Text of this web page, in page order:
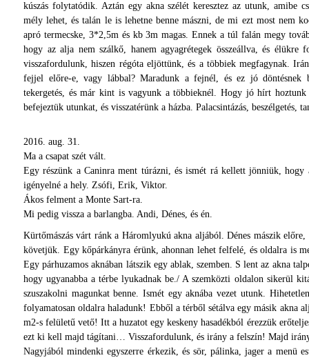
kúszás folytatódik. Aztán egy akna szélét keresztez az utunk, amibe
mély lehet, és talán le is lehetne benne mászni, de mi ezt most nem
apró termecske, 3*2,5m és kb 3m magas. Ennek a túl falán megy
hogy az alja nem szálkő, hanem agyagrétegek összeállva, és
visszafordulunk, hiszen régóta eljöttünk, és a többiek megfagynak.
fejjel előre-e, vagy lábbal? Maradunk a fejnél, és ez jó döntésnek
tekergetés, és már kint is vagyunk a többieknél. Hogy jó hírt
befejeztük utunkat, és visszatérünk a házba. Palacsintázás, beszélgetés,
2016. aug. 31.
Ma a csapat szét vált.
Egy részünk a Caninra ment túrázni, és ismét rá kellett jönniük,
igényelné a hely. Zsófi, Erik, Viktor.
Ákos felment a Monte Sart-ra.
Mi pedig vissza a barlangba. Andi, Dénes, és én.
Kürtőmászás várt ránk a Háromlyukú akna aljából. Dénes mászik
követjük. Egy kőpárkányra érünk, ahonnan lehet felfelé, és oldalra is
Egy párhuzamos aknában látszik egy ablak, szemben. S lent az akna
hogy ugyanabba a térbe lyukadnak be./ A szemközti oldalon sikerül
szuszakolni magunkat benne. Ismét egy aknába vezet utunk.
folyamatosan oldalra haladunk! Ebből a térből sétálva egy másik akna
m2-s felületű vető! Itt a huzatot egy keskeny hasadékból érezzük
ezt ki kell majd tágítani… Visszafordulunk, és irány a felszín! Majd
Nagyjából mindenki egyszerre érkezik, és sör, pálinka, jager a menü